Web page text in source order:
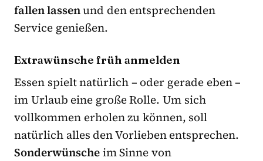
fallen lassenund den entsprechenden
Service genießen.
Extrawünsche früh anmelden
Essen spielt natürlich – oder gerade eben –
im Urlaub eine große Rolle. Um sich
vollkommen erholen zu können, soll
natürlich alles den Vorlieben entsprechen.
Sonderwünscheim Sinne von